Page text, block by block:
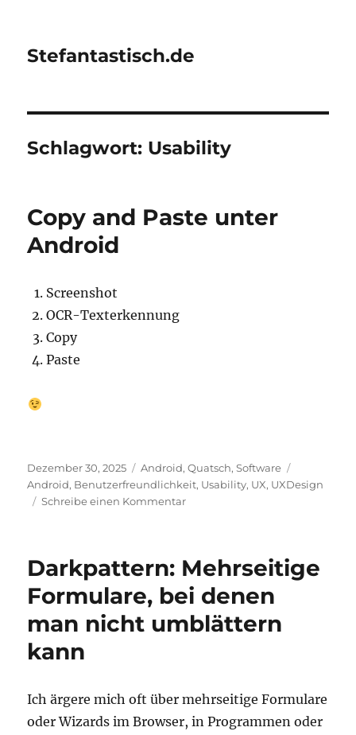
Stefantastisch.de
Schlagwort: Usability
Copy and Paste unter
Android
Screenshot
OCR-Texterkennung
Copy
Paste
Veröffentlicht
am
Dezember 30, 2025 Kategorien
Android,Quatsch,Software
Android, Benutzerfreundlichkeit, Usability, UX, UXDesign
Schreibe einen Kommentarzu
unter
Android
Darkpattern: Mehrseitige
Formulare, bei denen
man nicht umblättern
kann
Ich ärgere mich oft über mehrseitige Formulare
oder Wizards im Browser, in Programmen oder